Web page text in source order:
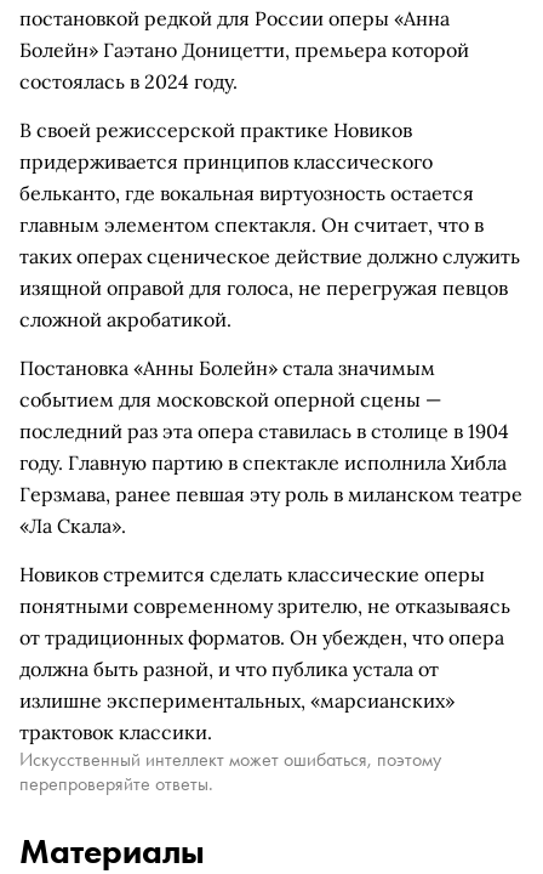
постановкой редкой для России оперы «Анна
Болейн» Гаэтано Доницетти, премьера которой
состоялась в 2024 году.
В своей режиссерской практике Новиков
придерживается принципов классического
бельканто, где вокальная виртуозность остается
главным элементом спектакля. Он считает, что в
таких операх сценическое действие должно служить
изящной оправой для голоса, не перегружая певцов
сложной акробатикой.
Постановка «Анны Болейн» стала значимым
событием для московской оперной сцены —
последний раз эта опера ставилась в столице в 1904
году. Главную партию в спектакле исполнила Хибла
Герзмава, ранее певшая эту роль в миланском театре
«Ла Скала».
Новиков стремится сделать классические оперы
понятными современному зрителю, не отказываясь
от традиционных форматов. Он убежден, что опера
должна быть разной, и что публика устала от
излишне экспериментальных, «марсианских»
трактовок классики.
Искусственный интеллект может ошибаться, поэтому
перепроверяйте ответы.
Материалы